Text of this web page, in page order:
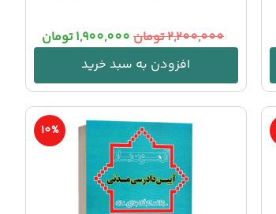
2,200,000تومان 1,900,000تومان
افزودن به سبد خرید
10%